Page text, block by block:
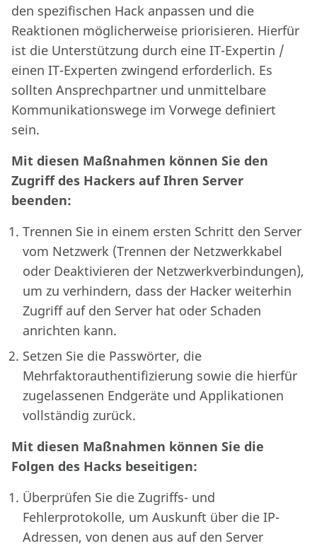
den spezifischen Hack anpassen und die
Reaktionen möglicherweise priorisieren. Hierfür
ist die Unterstützung durch eine IT-Expertin /
einen IT-Experten zwingend erforderlich. Es
sollten Ansprechpartner und unmittelbare
Kommunikationswege im Vorwege definiert
sein.
Mit diesen Maßnahmen können Sie den
Zugriff des Hackers auf Ihren Server
beenden:
Trennen Sie in einem ersten Schritt den Server
vom Netzwerk (Trennen der Netzwerkkabel
oder Deaktivieren der Netzwerkverbindungen),
um zu verhindern, dass der Hacker weiterhin
Zugriff auf den Server hat oder Schaden
anrichten kann.
Setzen Sie die Passwörter, die
Mehrfaktorauthentifizierung sowie die hierfür
zugelassenen Endgeräte und Applikationen
vollständig zurück.
Mit diesen Maßnahmen können Sie die
Folgen des Hacks beseitigen:
Überprüfen Sie die Zugriffs- und
Fehlerprotokolle, um Auskunft über die IP-
Adressen, von denen aus auf den Server